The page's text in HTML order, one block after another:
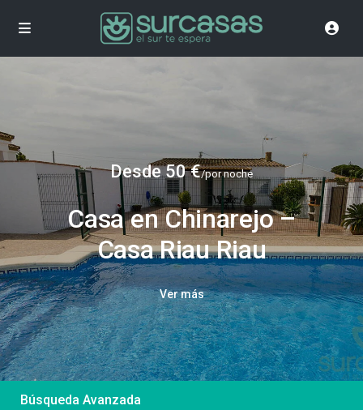
Desde 50 €/por noche
Casa en Chinarejo –
Casa Riau Riau
Ver más
Búsqueda Avanzada